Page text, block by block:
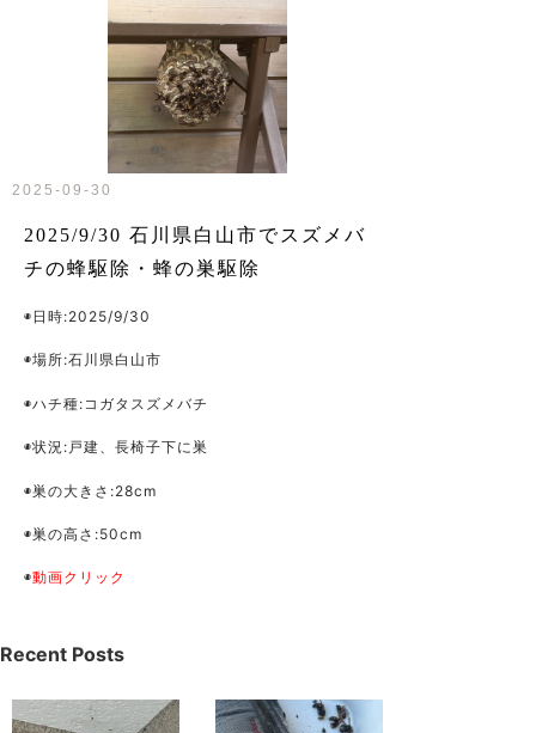
2025-09-30
2025/9/30 石川県白山市でスズメバ
チの蜂駆除・蜂の巣駆除
◉日時:2025/9/30
◉場所:石川県白山市
◉ハチ種:コガタスズメバチ
◉状況:戸建、長椅子下に巣
◉巣の大きさ:28cm
◉巣の高さ:50cm
◉動画クリック
Recent Posts